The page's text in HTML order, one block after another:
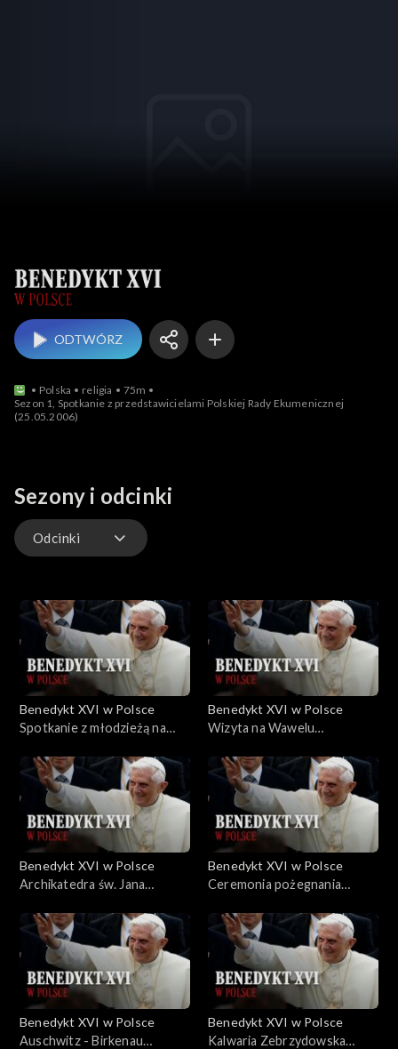
ODTWÓRZ
Polska religia
75m
Sezon 1, Spotkanie z przedstawicielami Polskiej Rady Ekumenicznej
(25.05.2006)
Sezony i odcinki
Odcinki
Benedykt XVI w Polsce
Spotkanie z młodzieżą na
(2006.05.27)
Benedykt XVI w Polsce
Wizyta na Wawelu
Benedykt XVI w Polsce
Archikatedra św. Jana
Benedykt XVI w Polsce
Ceremonia pożegnania
Benedykt XVI w Polsce
Auschwitz - Birkenau
Benedykt XVI w Polsce
Kalwaria Zebrzydowska